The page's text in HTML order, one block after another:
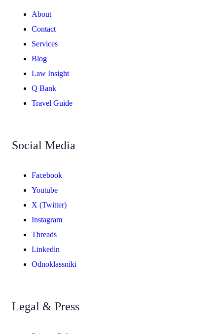
About
Contact
Services
Blog
Law Insight
Q Bank
Travel Guide
Social Media
Facebook
Youtube
X (Twitter)
Instagram
Threads
Linkedin
Odnoklassniki
Legal & Press